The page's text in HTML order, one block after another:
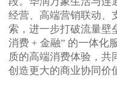
经营、高端营销联动、
索，进一步打破流量壁
消费 + 金融” 的一体化
质的高端消费体验，共
创造更大的商业协同价